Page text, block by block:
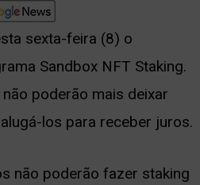
sexta-feira (8) o
Sandbox NFT Staking.
poderão mais deixar
los para receber juros.
não poderão fazer staking